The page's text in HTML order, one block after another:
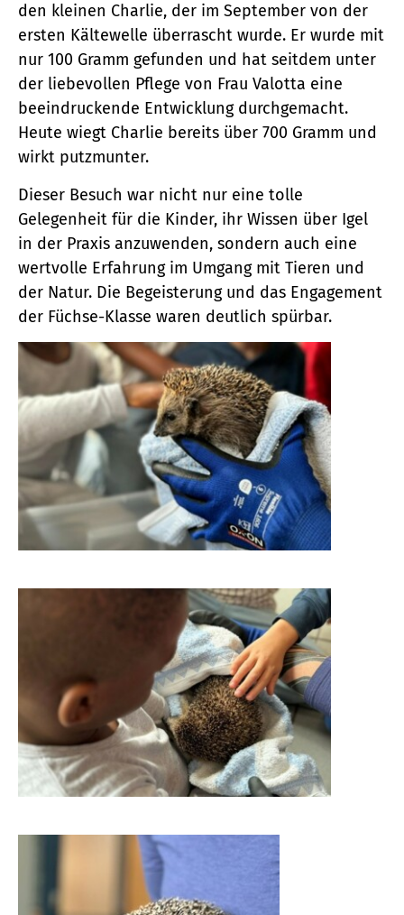
den kleinen Charlie, der im September von der
ersten Kältewelle überrascht wurde. Er wurde mit
nur 100 Gramm gefunden und hat seitdem unter
der liebevollen Pflege von Frau Valotta eine
beeindruckende Entwicklung durchgemacht.
Heute wiegt Charlie bereits über 700 Gramm und
wirkt putzmunter.
Dieser Besuch war nicht nur eine tolle
Gelegenheit für die Kinder, ihr Wissen über Igel
in der Praxis anzuwenden, sondern auch eine
wertvolle Erfahrung im Umgang mit Tieren und
der Natur. Die Begeisterung und das Engagement
der Füchse-Klasse waren deutlich spürbar.